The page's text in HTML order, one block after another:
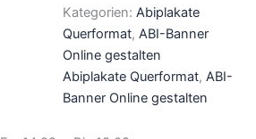
Kategorien:Abiplakate
Querformat,ABI-Banner
Online gestalten
Abiplakate Querformat,ABI-
Banner Online gestalten